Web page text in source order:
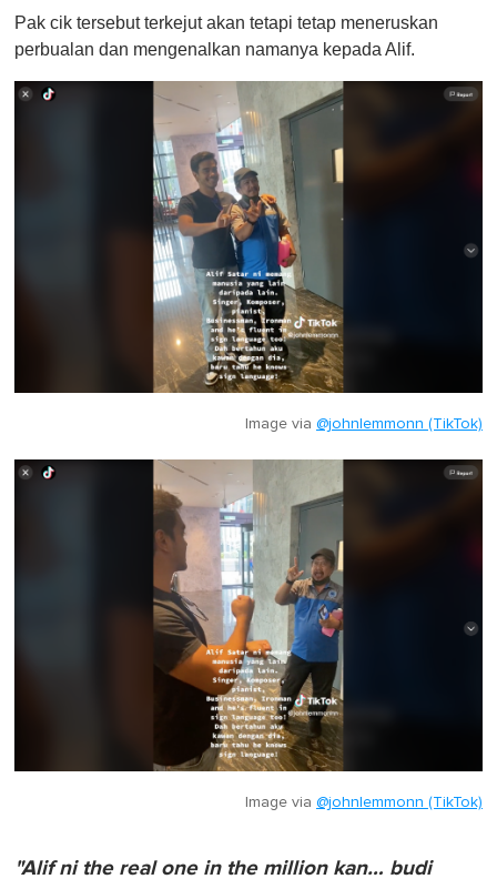
Pak cik tersebut terkejut akan tetapi tetap meneruskan
perbualan dan mengenalkan namanya kepada Alif.
Image via @johnlemmonn (TikTok)
Image via @johnlemmonn (TikTok)
"Alif ni the real one in the million kan… budi